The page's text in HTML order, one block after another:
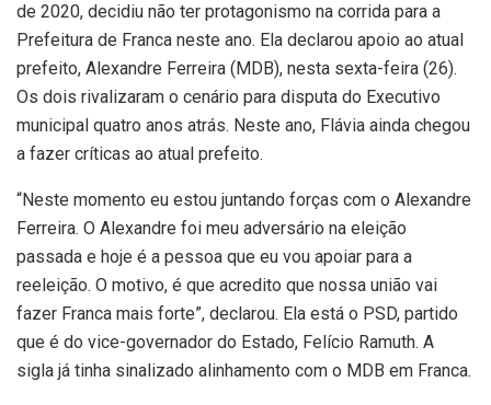
de 2020, decidiu não ter protagonismo na corrida para a
Prefeitura de Franca neste ano. Ela declarou apoio ao atual
prefeito, Alexandre Ferreira (MDB), nesta sexta-feira (26).
Os dois rivalizaram o cenário para disputa do Executivo
municipal quatro anos atrás. Neste ano, Flávia ainda chegou
a fazer críticas ao atual prefeito.
“Neste momento eu estou juntando forças com o Alexandre
Ferreira. O Alexandre foi meu adversário na eleição
passada e hoje é a pessoa que eu vou apoiar para a
reeleição. O motivo, é que acredito que nossa união vai
fazer Franca mais forte”, declarou. Ela está o PSD, partido
que é do vice-governador do Estado, Felício Ramuth. A
sigla já tinha sinalizado alinhamento com o MDB em Franca.